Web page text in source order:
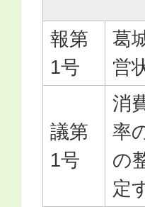
報第
1号
葛
営
議第
1号
消
率
の
定